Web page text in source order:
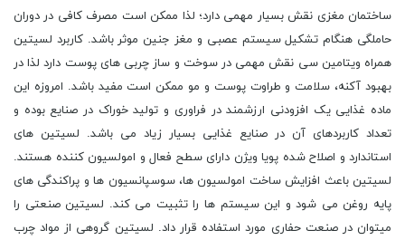
ساختمان مغزی نقش بسیار مهمی دارد؛ لذا ممکن است مصرف کافی در دوران
حاملگی هنگام تشکیل سیستم عصبی و مغز جنین موثر باشد. کاربرد لسیتین
همراه ویتامین سی نقش مهمی در سوخت و ساز چربی های پوست دارد لذا در
بهبود آکنه، سلامت و طراوت پوست و مو ممکن است مفید باشد. امروزه این
ماده غذایی یک افزودنی ارزشمند در فراوری و تولید خوراک در صنایع بوده و
تعداد کاربردهای آن در صنایع غذایی بسیار زیاد می باشد. لسیتین های
استاندارد و اصلاح شده پویا ویژن دارای سطح فعال و امولسیون کننده هستند.
لسیتین باعث افزایش ساخت امولسیون ها، سوسپانسیون ها و پراکندگی های
پایه روغن می شود و این سیستم ها را تثبیت می کند. لسیتین صنعتی را
میتوان در صنعت حفاری مورد استفاده قرار داد. لسیتین گروهی از مواد چرب